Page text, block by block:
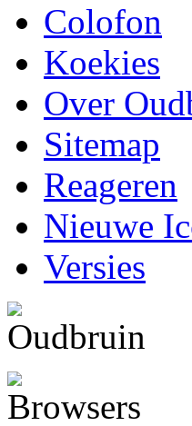
Colofon
Koekies
Over
Sitemap
Reageren
Nieuwe
Versies